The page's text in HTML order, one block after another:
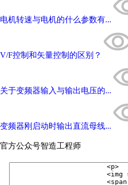
电机转速与电机的什么参数有...
V/F控制和矢量控制的区别？
关于变频器输入与输出电压的...
变频器刚启动时输出直流母线...
官方公众号智造工程师